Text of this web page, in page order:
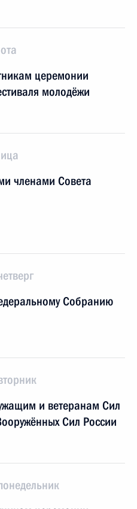
церемонии
молодёжи
членами Совета
Собранию
и ветеранам Сил
Сил России